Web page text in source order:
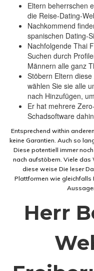
Eltern beherrschen
die Reise-Dating-
Nachkommend
spanischen Dating-
Nachfolgende Thai
Suchen durch
Männern alle ganz
Stöbern Eltern
wählen Sie sie alle
nach Hinzufügen,
Er hat mehrere
Schadsoftware
Entsprechend within
keine Garantien. Auch so
Diese potentiell immer
nach aufstöbern. Viele
diese weise Die leser
Plattformen wie gleichfalls
Herr